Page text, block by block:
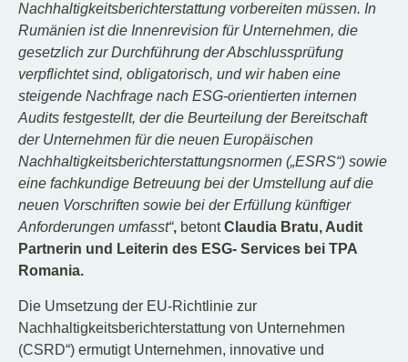
Nachhaltigkeitsberichterstattung vorbereiten müssen. In
Rumänien ist die Innenrevision für Unternehmen, die
gesetzlich zur Durchführung der Abschlussprüfung
verpflichtet sind, obligatorisch, und wir haben eine
steigende Nachfrage nach ESG-orientierten internen
Audits festgestellt, der die Beurteilung der Bereitschaft
der Unternehmen für die neuen Europäischen
Nachhaltigkeitsberichterstattungsnormen („ESRS“) sowie
eine fachkundige Betreuung bei der Umstellung auf die
neuen Vorschriften sowie bei der Erfüllung künftiger
Anforderungen umfasst“, betontClaudia Bratu, Audit
Partnerin und Leiterin des ESG- Services bei TPA
Romania.
Die Umsetzung der EU-Richtlinie zur
Nachhaltigkeitsberichterstattung von Unternehmen
(CSRD“) ermutigt Unternehmen, innovative und